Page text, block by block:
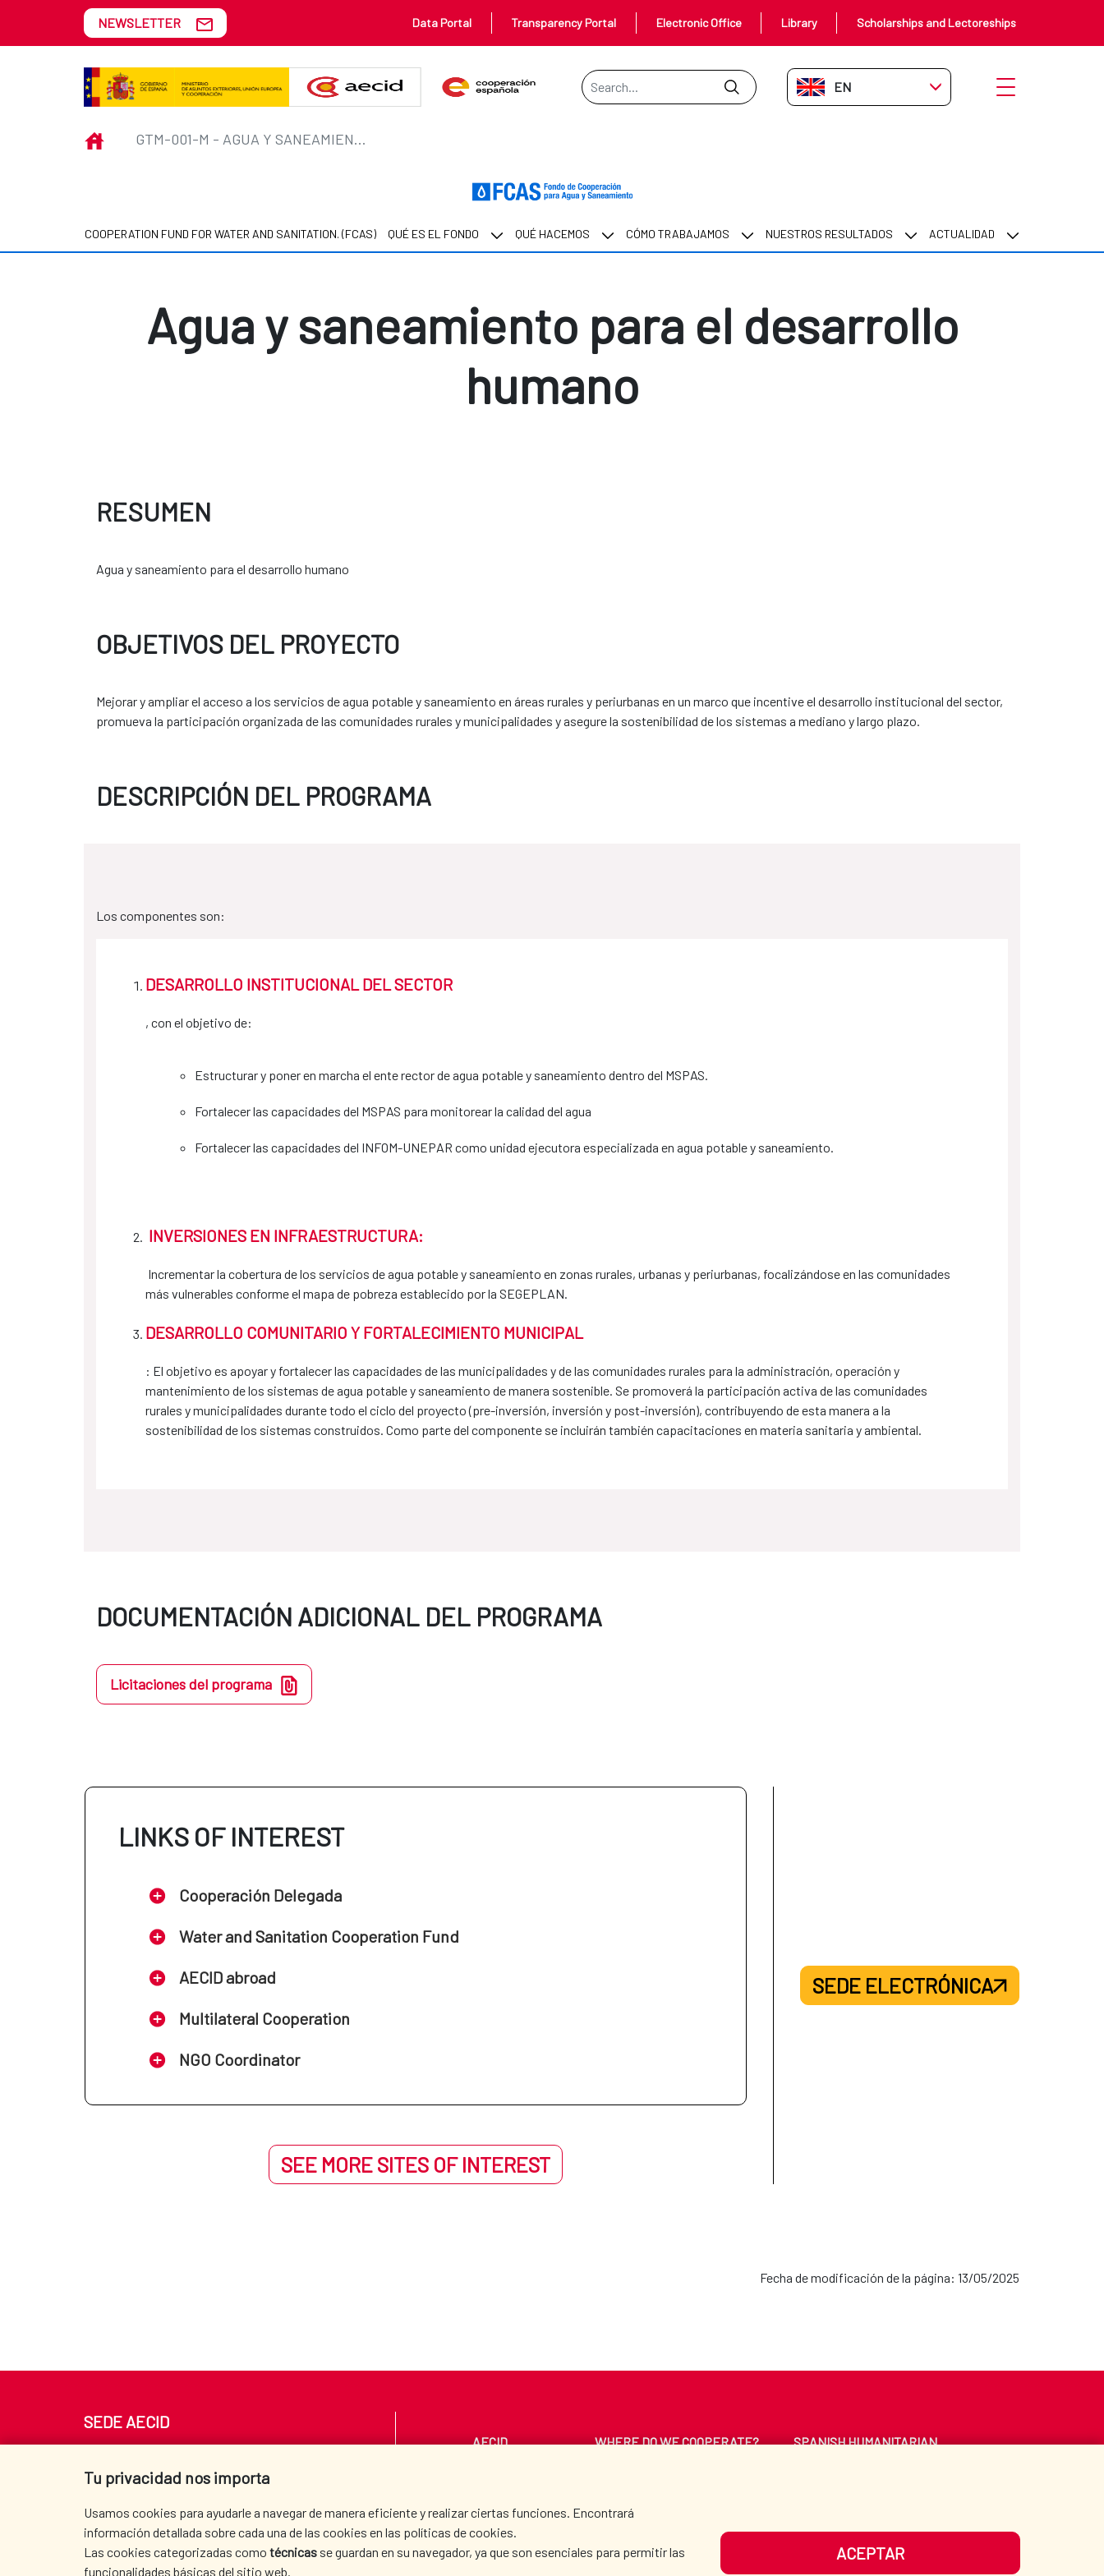
Skip to Main Content
GTM-001-M - Agua y saneamiento para el desarrollo humano
NEWSLETTER Data Portal Transparency Portal Electronic Office Library Scholarships and Lectoreships
Search Bar
EN-GB Open menu
INICIO GTM-001-M - AGUA Y SANEAMIENTO PARA EL DESARROLLO HUMANO
COOPERATION FUND FOR WATER AND SANITATION. (FCAS) QUÉ ES EL FONDO QUÉ HACEMOS CÓMO TRABAJAMOS NUESTROS RESULTADOS ACTUALIDAD
Agua y saneamiento para el desarrollo
humano
RESUMEN
Agua y saneamiento para el desarrollo humano
OBJETIVOS DEL PROYECTO
Mejorar y ampliar el acceso a los servicios de agua potable y saneamiento en áreas rurales y periurbanas en un marco que incentive el desarrollo institucional del sector,
promueva la participación organizada de las comunidades rurales y municipalidades y asegure la sostenibilidad de los sistemas a mediano y largo plazo.
DESCRIPCIÓN DEL PROGRAMA
Los componentes son:
DESARROLLO INSTITUCIONAL DEL SECTOR
, con el objetivo de:
Estructurar y poner en marcha el ente rector de agua potable y saneamiento dentro del MSPAS.
Fortalecer las capacidades del MSPAS para monitorear la calidad del agua
Fortalecer las capacidades del INFOM-UNEPAR como unidad ejecutora especializada en agua potable y saneamiento.
INVERSIONES EN INFRAESTRUCTURA:
Incrementar la cobertura de los servicios de agua potable y saneamiento en zonas rurales, urbanas y periurbanas, focalizándose en las comunidades
más vulnerables conforme el mapa de pobreza establecido por la SEGEPLAN.
DESARROLLO COMUNITARIO Y FORTALECIMIENTO MUNICIPAL
: El objetivo es apoyar y fortalecer las capacidades de las municipalidades y de las comunidades rurales para la administración, operación y
mantenimiento de los sistemas de agua potable y saneamiento de manera sostenible. Se promoverá la participación activa de las comunidades
rurales y municipalidades durante todo el ciclo del proyecto (pre-inversión, inversión y post-inversión), contribuyendo de esta manera a la
sostenibilidad de los sistemas construidos. Como parte del componente se incluirán también capacitaciones en materia sanitaria y ambiental.
DOCUMENTACIÓN ADICIONAL DEL PROGRAMA
Licitaciones del programa
LINKS OF INTEREST
Cooperación Delegada
Water and Sanitation Cooperation Fund
AECID abroad
Multilateral Cooperation
NGO Coordinator
SEE MORE SITES OF INTEREST
SEDE ELECTRÓNICA
Fecha de modificación de la página: 13/05/2025
Tu privacidad nos importa
Usamos cookies para ayudarle a navegar de manera eficiente y realizar ciertas funciones. Encontrará
información detallada sobre cada una de las cookies en las políticas de cookies.
Las cookies categorizadas como técnicas se guardan en su navegador, ya que son esenciales para permitir las
funcionalidades básicas del sitio web.
ACEPTAR
SEDE AECID
Tel. +34 900 20 30 54​​​​​​​
AECID WHERE DO WE COOPERATE?
SPANISH HUMANITARIAN
PRESS ROOM CULTURE AND SCIENCE